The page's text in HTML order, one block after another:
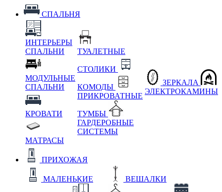
СПАЛЬНЯ
ИНТЕРЬЕРЫ
СПАЛЬНИ
МОДУЛЬНЫЕ
СПАЛЬНИ
КРОВАТИ
МАТРАСЫ
ТУАЛЕТНЫЕ
СТОЛИКИ
КОМОДЫ
ПРИКРОВАТНЫЕ
ТУМБЫ
ГАРДЕРОБНЫЕ
СИСТЕМЫ
ЗЕРКАЛА
ЭЛЕКТРОКАМИНЫ
ПРИХОЖАЯ
МАЛЕНЬКИЕ ВЕШАЛКИ